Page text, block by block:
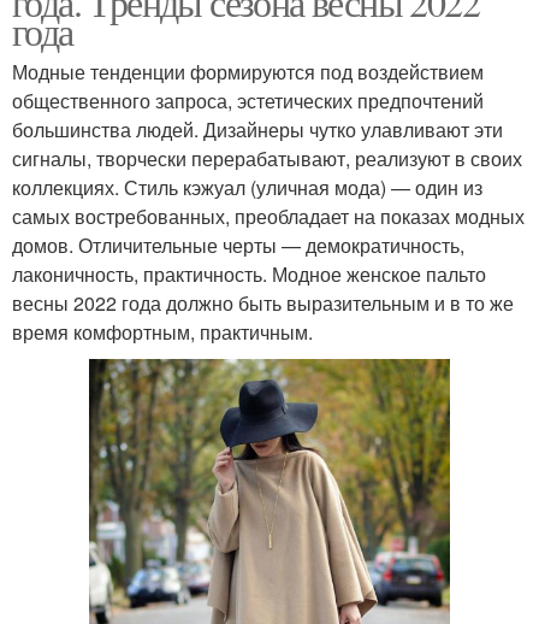
года
Модные тенденции формируются под воздействием
общественного запроса, эстетических предпочтений
большинства людей. Дизайнеры чутко улавливают эти
сигналы, творчески перерабатывают, реализуют в своих
коллекциях. Стиль кэжуал (уличная мода) — один из
самых востребованных, преобладает на показах модных
домов. Отличительные черты — демократичность,
лаконичность, практичность. Модное женское пальто
весны 2022 года должно быть выразительным и в то же
время комфортным, практичным.